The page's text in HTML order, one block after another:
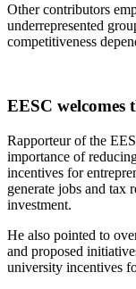
Other contributors
underrepresented
competitiveness
EESC
Rapporteur of the
importance of
incentives for
generate jobs and tax
investment.
He also pointed to
and proposed
university incentives